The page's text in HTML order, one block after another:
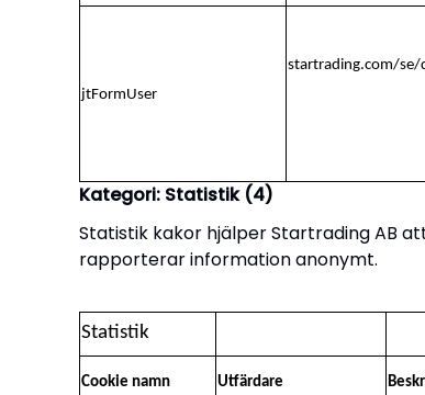
jtFormUser
startrading.com/
Kategori: Statistik (4)
Statistik kakor hjälper Startrading AB
rapporterar information anonymt.
Statistik
Cookie namn Utfärdare